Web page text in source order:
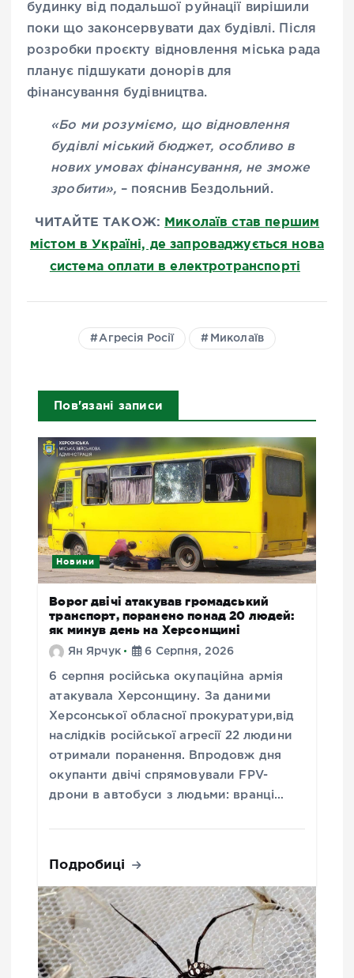
будинку від подальшої руйнації вирішили
поки що законсервувати дах будівлі. Після
розробки проєкту відновлення міська рада
планує підшукати донорів для
фінансування будівництва.
«Бо ми розуміємо, що відновлення
будівлі міський бюджет, особливо в
нових умовах фінансування, не зможе
зробити», – пояснив Бездольний.
ЧИТАЙТЕ ТАКОЖ: Миколаїв став першим
містом в Україні, де запроваджується нова
система оплати в електротранспорті
Агресія Росії Миколаїв
Пов'язані записи
Новини
Ворог двічі атакував громадський
транспорт, поранено понад 20 людей:
як минув день на Херсонщині
Ян Ярчук 6 Серпня, 2026
6 серпня російська окупаційна армія
атакувала Херсонщину. За даними
Херсонської обласної прокуратури,від
наслідків російської агресії 22 людини
отримали поранення. Впродовж дня
окупанти двічі спрямовували FPV-
дрони в автобуси з людьми: вранці…
Подробиці